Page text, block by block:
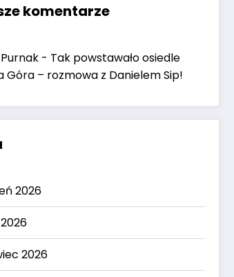
komentarze
- Tak powstawało osiedle
Góra – rozmowa z Danielem Sip!
2026
2026